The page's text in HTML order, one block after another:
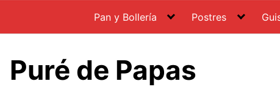
Pan y Bollería Postres
Puré de Papas